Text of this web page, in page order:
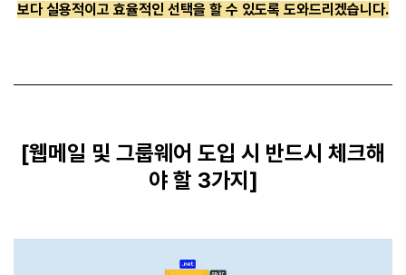
보다 실용적이고 효율적인 선택을 할 수 있도록 도와드리겠습니다.
[웹메일 및 그룹웨어 도입 시 반드시 체크해
야 할 3가지]